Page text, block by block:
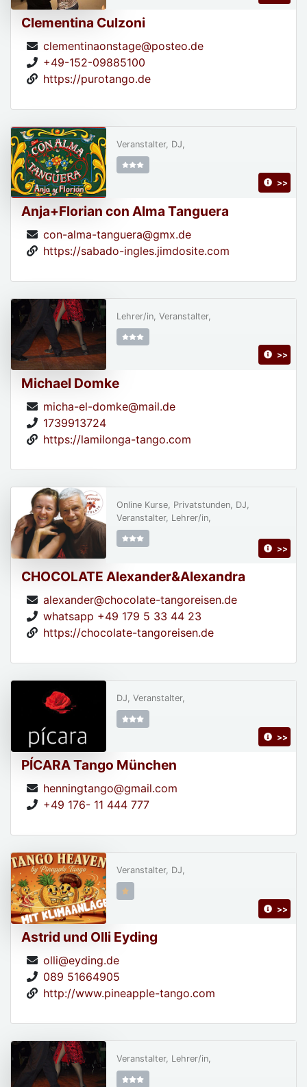
Clementina Culzoni
clementinaonstage@posteo.de
+49-152-09885100
https://purotango.de
Anja+Florian con Alma Tanguera
con-alma-tanguera@gmx.de
https://sabado-ingles.jimdosite.com
Veranstalter, DJ,
>>
Michael Domke
micha-el-domke@mail.de
1739913724
https://lamilonga-tango.com
Lehrer/in, Veranstalter,
>>
CHOCOLATE Alexander&Alexandra
alexander@chocolate-tangoreisen.de
whatsapp +49 179 5 33 44 23
https://chocolate-tangoreisen.de
Online Kurse, Privatstunden, DJ,
Veranstalter, Lehrer/in,
>>
PÍCARA Tango München
henningtango@gmail.com
+49 176- 11 444 777
DJ, Veranstalter,
>>
Astrid und Olli Eyding
olli@eyding.de
089 51664905
http://www.pineapple-tango.com
Veranstalter, DJ,
>>
Veranstalter, Lehrer/in,